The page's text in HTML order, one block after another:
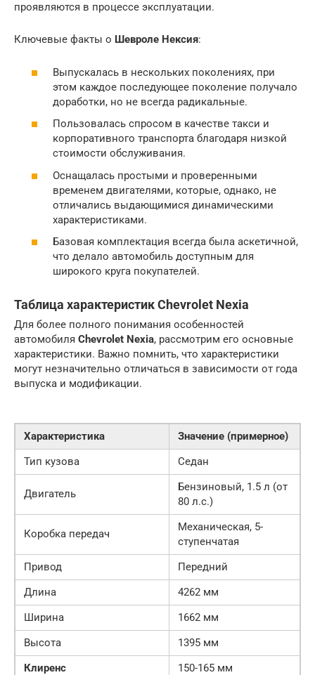
проявляются в процессе эксплуатации.
Ключевые факты о Шевроле Нексия:
Выпускалась в нескольких поколениях, при
этом каждое последующее поколение получало
доработки, но не всегда радикальные.
Пользовалась спросом в качестве такси и
корпоративного транспорта благодаря низкой
стоимости обслуживания.
Оснащалась простыми и проверенными
временем двигателями, которые, однако, не
отличались выдающимися динамическими
характеристиками.
Базовая комплектация всегда была аскетичной,
что делало автомобиль доступным для
широкого круга покупателей.
Таблица характеристик Chevrolet Nexia
Для более полного понимания особенностей
автомобиля Chevrolet Nexia, рассмотрим его основные
характеристики. Важно помнить, что характеристики
могут незначительно отличаться в зависимости от года
выпуска и модификации.
Характеристика
Значение (примерное)
Тип кузова
Седан
Двигатель
Бензиновый, 1.5 л (от
80 л.с.)
Коробка передач
Механическая, 5-
ступенчатая
Привод
Передний
Длина
4262 мм
Ширина
1662 мм
Высота
1395 мм
Клиренс
150-165 мм